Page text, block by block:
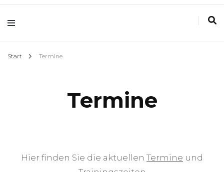
Start Termine
Termine
Hier finden Sie die aktuellenTermine und